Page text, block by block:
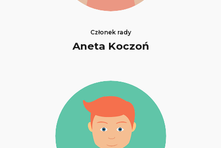
Członek rady
Aneta Koczoń